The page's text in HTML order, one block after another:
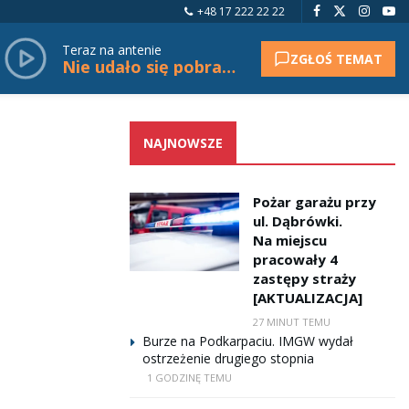
+48 17 222 22 22
Teraz na antenie
Nie udało się pobrać tytułu. ZGŁOŚ TEMAT
NAJNOWSZE
Pożar garażu przy
ul. Dąbrówki.
Na miejscu
pracowały 4
zastępy straży
[AKTUALIZACJA]
27 MINUT TEMU
Burze na Podkarpaciu. IMGW wydał
ostrzeżenie drugiego stopnia
1 GODZINĘ TEMU